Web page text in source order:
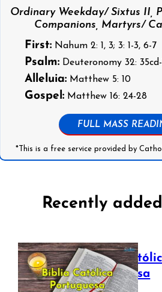
Ordinary Weekday/ Sixtus II,
Companions, Martyrs/
First:Nahum 2: 1, 3; 3: 1-3, 6-7
Psalm:Deuteronomy 32: 35cd-
Alleluia:Matthew 5: 10
Gospel:Matthew 16: 24-28
FULL MASS
*This is a free service provided by
Recently
Bíblia
Portuguesa